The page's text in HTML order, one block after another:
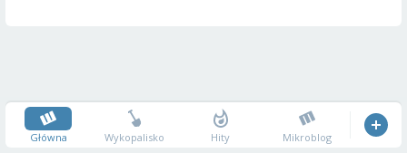
Główna Wykopalisko Hity Mikroblog